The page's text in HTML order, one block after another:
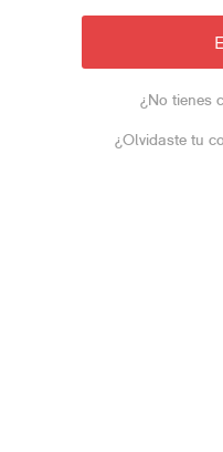
¿No tienes
¿Olvidaste tu